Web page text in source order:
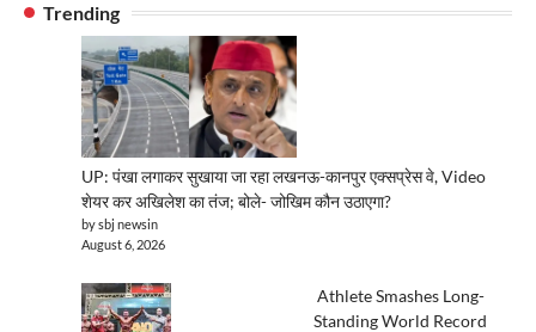
Trending
UP: पंखा लगाकर सुखाया जा रहा लखनऊ-कानपुर एक्सप्रेस वे, Video
शेयर कर अखिलेश का तंज; बोले- जोखिम कौन उठाएगा?
by sbj newsin
August 6, 2026
Athlete Smashes Long-
Standing World Record